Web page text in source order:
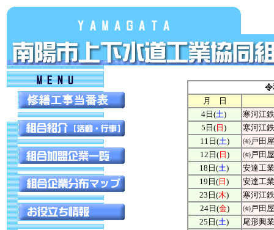
月 日
4日(土)
寒河江
5日( 日 )
寒河江
11日 (土)
㈲戸田
12 日( 日 )
㈲戸田
18日(土)
安達工業
19日 (日 )
安達工
23日(木)
寒河江
24日(金)
㈲戸田
25日(土)
尾形興